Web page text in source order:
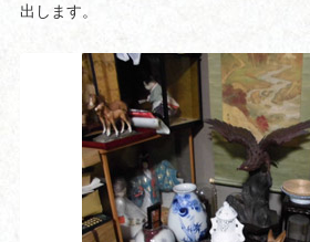
出します。